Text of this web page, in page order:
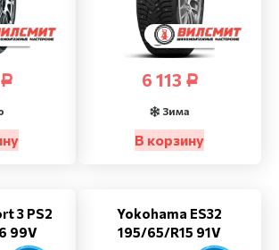
Р 6 113 Р
Зима
В корзину
3 PS2
99V
Yokohama ES32
195/65/R15 91V